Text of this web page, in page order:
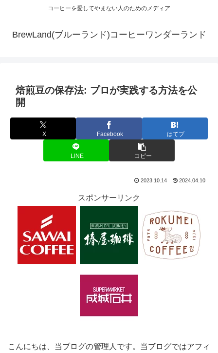
コーヒーを愛してやまない人のためのメディア
BrewLand(ブルーランド)コーヒーワンダーランド
焙煎豆の保存法: プロが実践する方法を公
開
X Facebook はてブ
LINE コピー
2023.10.14 2024.04.10
スポンサーリンク
こんにちは、当ブログの管理人です。当ブログではアフィ